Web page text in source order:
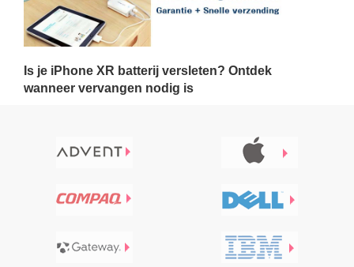
Is je iPhone XR batterij versleten? Ontdek
wanneer vervangen nodig is